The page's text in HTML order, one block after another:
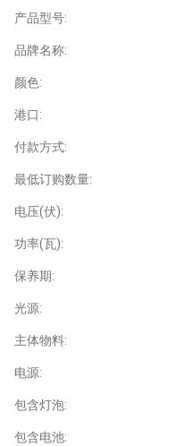
产品型号:
品牌名称:
颜色:
港口:
付款方式:
最低订购数量:
电压(伏):
功率(瓦):
保养期:
光源:
主体物料:
电源:
包含灯泡:
包含电池: